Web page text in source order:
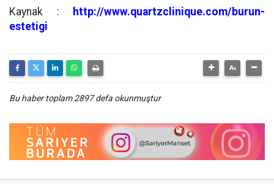
Kaynak :
http://www.quartzclinique.com/burun-
estetigi
Bu haber toplam 2897 defa okunmuştur